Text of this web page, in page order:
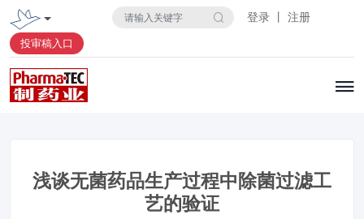
登录 丨 注册
投审稿入口
浅谈无菌药品生产过程中除菌过滤工
艺的验证